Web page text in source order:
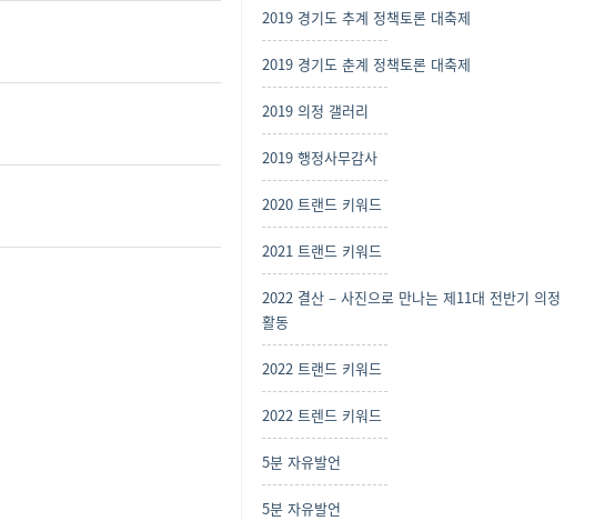
2019 경기도 추계 정책토론 대축제
2019 경기도 춘계 정책토론 대축제
2019 의정 갤러리
2019 행정사무감사
2020 트랜드 키워드
2021 트랜드 키워드
2022 결산 – 사진으로 만나는 제11대 전반기 의정
활동
2022 트랜드 키워드
2022 트렌드 키워드
5분 자유발언
5분 자유발언